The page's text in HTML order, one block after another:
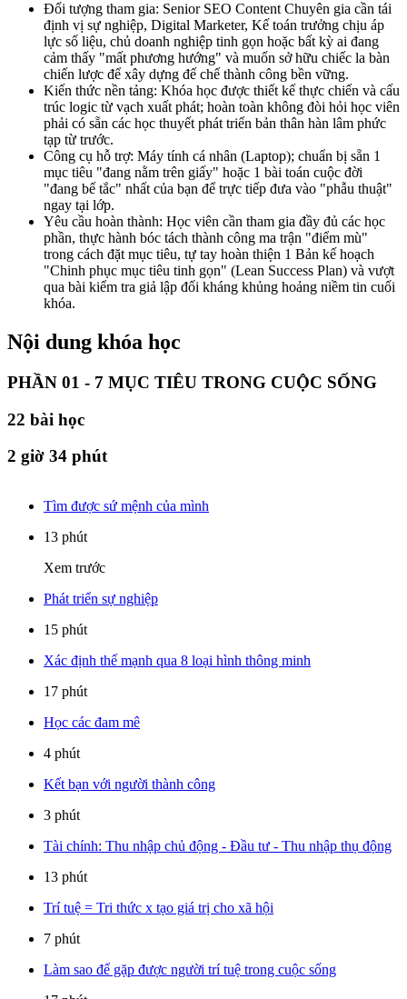
Đối tượng tham gia: Senior SEO Content Chuyên gia cần tái
định vị sự nghiệp, Digital Marketer, Kế toán trưởng chịu áp
lực số liệu, chủ doanh nghiệp tinh gọn hoặc bất kỳ ai đang
cảm thấy "mất phương hướng" và muốn sở hữu chiếc la bàn
chiến lược để xây dựng đế chế thành công bền vững.
Kiến thức nền tảng: Khóa học được thiết kế thực chiến và cấu
trúc logic từ vạch xuất phát; hoàn toàn không đòi hỏi học viên
phải có sẵn các học thuyết phát triển bản thân hàn lâm phức
tạp từ trước.
Công cụ hỗ trợ: Máy tính cá nhân (Laptop); chuẩn bị sẵn 1
mục tiêu "đang nằm trên giấy" hoặc 1 bài toán cuộc đời
"đang bế tắc" nhất của bạn để trực tiếp đưa vào "phẫu thuật"
ngay tại lớp.
Yêu cầu hoàn thành: Học viên cần tham gia đầy đủ các học
phần, thực hành bóc tách thành công ma trận "điểm mù"
trong cách đặt mục tiêu, tự tay hoàn thiện 1 Bản kế hoạch
"Chinh phục mục tiêu tinh gọn" (Lean Success Plan) và vượt
qua bài kiểm tra giả lập đối kháng khủng hoảng niềm tin cuối
khóa.
Nội dung khóa học
PHẦN 01 - 7 MỤC TIÊU TRONG CUỘC SỐNG
22 bài học
2 giờ 34 phút
Tìm được sứ mệnh của mình
13 phút
Xem trước
Phát triển sự nghiệp
15 phút
Xác định thế mạnh qua 8 loại hình thông minh
17 phút
Học các đam mê
4 phút
Kết bạn với người thành công
3 phút
Tài chính: Thu nhập chủ động - Đầu tư - Thu nhập thụ động
13 phút
Trí tuệ = Tri thức x tạo giá trị cho xã hội
7 phút
Làm sao để gặp được người trí tuệ trong cuộc sống